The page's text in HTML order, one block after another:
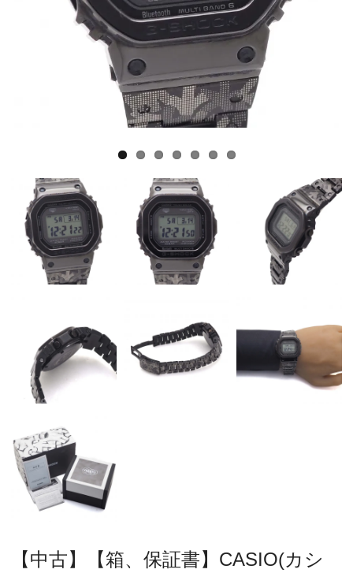
【中古】【箱、保証書】CASIO(カシ